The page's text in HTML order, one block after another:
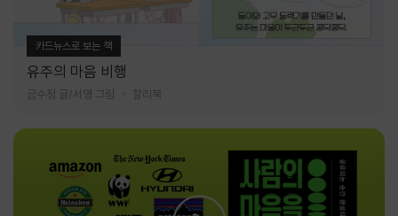
카드뉴스로 보는 책
유주의 마음 비행
금수정 글/서영 그림 찰리북